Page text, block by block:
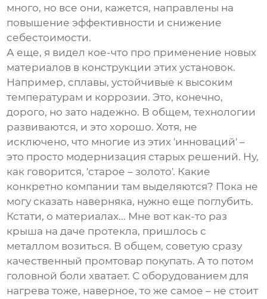
много, но все они, кажется, направлены на
повышение эффективности и снижение
себестоимости.
А еще, я видел кое-что про применение новых
материалов в конструкции этих установок.
Например, сплавы, устойчивые к высоким
температурам и коррозии. Это, конечно,
дорого, но зато надежно. В общем, технологии
развиваются, и это хорошо. Хотя, не
исключено, что многие из этих 'инноваций' –
это просто модернизация старых решений. Ну,
как говорится, 'старое – золото'. Какие
конкретно компании там выделяются? Пока не
могу сказать наверняка, нужно еще поглубить.
Кстати, о материалах... Мне вот как-то раз
крыша на даче протекла, пришлось с
металлом возиться. В общем, советую сразу
качественный промтовар покупать. А то потом
головной боли хватает. С оборудованием для
нагрева тоже, наверное, то же самое – не стоит